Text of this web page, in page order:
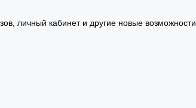
личный кабинет и другие новые возможности